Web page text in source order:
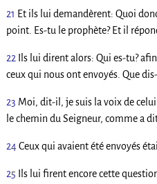
21 Et ils lui demandèrent: Quoi
point. Es-tu le prophète? Et il
22
Ils lui dirent alors: Qui es-tu?
ceux qui nous ont envoyés. Que
23 Moi, dit-il, je suis la voix de
le chemin du Seigneur, comme a
24Ceux qui avaient été envoyés
25
Ils lui firent encore cette